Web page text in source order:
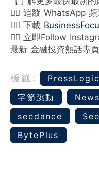
👉🏻 追蹤 WhatsApp
👉🏻 下載
👉🏻 立即Follow
最新 金融投資熱話專頁
標籤: ‪‎PressLogic‬
字節跳動
News
seedance
BytePlus